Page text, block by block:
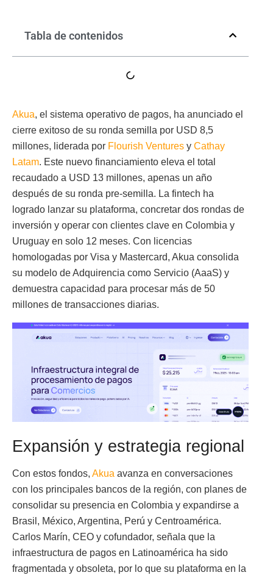
Tabla de contenidos
Akua, el sistema operativo de pagos, ha anunciado el
cierre exitoso de su ronda semilla por USD 8,5
millones, liderada por Flourish Ventures y Cathay
Latam. Este nuevo financiamiento eleva el total
recaudado a USD 13 millones, apenas un año
después de su ronda pre-semilla. La fintech ha
logrado lanzar su plataforma, concretar dos rondas de
inversión y operar con clientes clave en Colombia y
Uruguay en solo 12 meses. Con licencias
homologadas por Visa y Mastercard, Akua consolida
su modelo de Adquirencia como Servicio (AaaS) y
demuestra capacidad para procesar más de 50
millones de transacciones diarias.
Expansión y estrategia regional
Con estos fondos, Akua avanza en conversaciones
con los principales bancos de la región, con planes de
consolidar su presencia en Colombia y expandirse a
Brasil, México, Argentina, Perú y Centroamérica.
Carlos Marín, CEO y cofundador, señala que la
infraestructura de pagos en Latinoamérica ha sido
fragmentada y obsoleta, por lo que su plataforma en la